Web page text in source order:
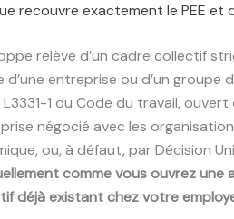
recouvre exactement le PEE
relève d’un cadre collectif
d’une entreprise ou d’un
L3331-1 du Code du travail,
négocié avec les
ou, à défaut, par Décision
comme vous ouvrez une
déjà existant chez votre